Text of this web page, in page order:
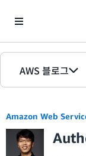
AWS 블로그
에디션
Amazon Web